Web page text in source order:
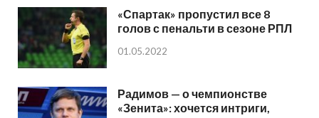
«Спартак» пропустил все 8
голов с пенальти в сезоне РПЛ
01.05.2022
Радимов — о чемпионстве
«Зенита»: хочется интриги,